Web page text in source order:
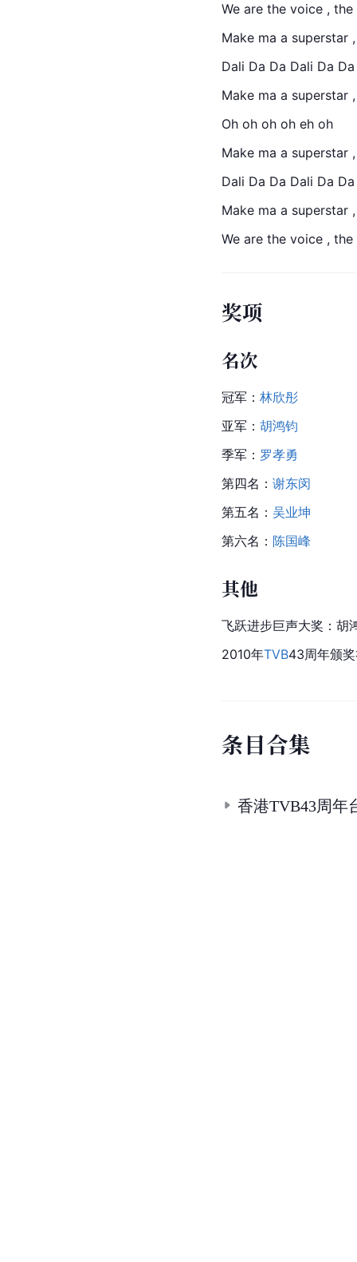
We are the voice ,
Make ma a superstar
Dali Da Da Dali Da Da
Make ma a superstar
Oh oh oh oh eh oh
Make ma a superstar
Dali Da Da Dali Da Da
Make ma a superstar
We are the voice ,
奖项
名次
冠军： 林欣彤
亚军： 胡鸿钧
季军： 罗孝勇
第四名： 谢东闵
第五名： 吴业坤
第六名： 陈国峰
其他
飞跃进步巨声大奖：胡
2010年TVB43周年颁
条目合集
香港TVB43周年